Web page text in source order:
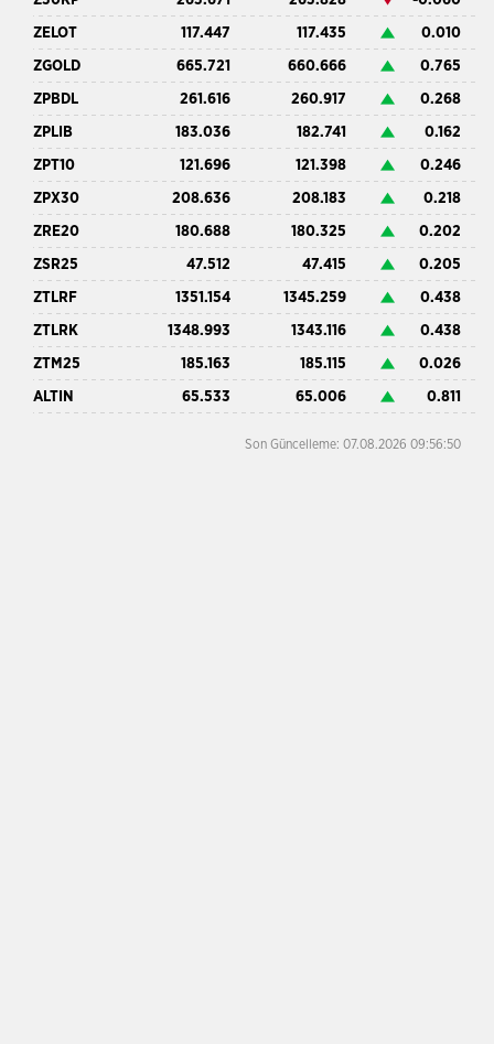
ZELOT 117.447 117.435 0.010
ZGOLD 665.721 660.666 0.765
ZPBDL 261.616 260.917 0.268
ZPLIB 183.036 182.741 0.162
ZPT10 121.696 121.398 0.246
ZPX30 208.636 208.183 0.218
ZRE20 180.688 180.325 0.202
ZSR25 47.512 47.415 0.205
ZTLRF 1351.154 1345.259 0.438
ZTLRK 1348.993 1343.116 0.438
ZTM25 185.163 185.115 0.026
ALTIN 65.533 65.006 0.811
Son Güncelleme: 07.08.2026 09:56:50